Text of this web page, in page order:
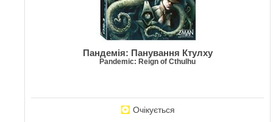
Пандемія: Панування Ктулху
Pandemic: Reign of Cthulhu
Очікується